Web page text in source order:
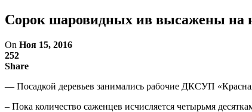
Сорок шаровидных ив высажены на
On Ноя 15, 2016
252
Share
— Посадкой деревьев занимались рабочие ДКСУП
– Пока количество саженцев исчисляется четырьмя